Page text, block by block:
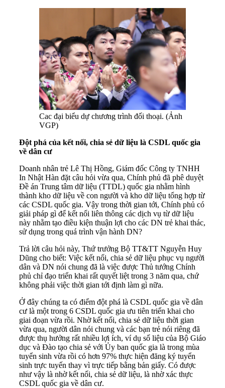
Cac đại biểu dự chương trình đối thoại. (Ảnh
VGP)
Đột phá của kết nối, chia sẻ dữ liệu là CSDL quốc gia
về dân cư
Doanh nhân trẻ Lê Thị Hồng, Giám đốc Công ty TNHH
In Nhật Hàn đặt câu hỏi vừa qua, Chính phủ đã phê duyệt
Đề án Trung tâm dữ liệu (TTDL) quốc gia nhằm hình
thành kho dữ liệu về con người và kho dữ liệu tổng hợp từ
các CSDL quốc gia. Vậy trong thời gian tới, Chính phủ có
giải pháp gì để kết nối liên thông các dịch vụ từ dữ liệu
này nhằm tạo điều kiện thuận lợi cho các DN trẻ khai thác,
sử dụng trong quá trình vận hành DN?
Trả lời câu hỏi này, Thứ trưởng Bộ TT&TT Nguyễn Huy
Dũng cho biết: Việc kết nối, chia sẻ dữ liệu phục vụ người
dân và DN nói chung đã là việc được Thủ tướng Chính
phủ chỉ đạo triển khai rất quyết liệt trong 3 năm qua, chứ
không phải việc thời gian tới định làm gì nữa.
Ở đây chúng ta có điểm đột phá là CSDL quốc gia về dân
cư là một trong 6 CSDL quốc gia ưu tiên triển khai cho
giai đoạn vừa rồi. Nhờ kết nối, chia sẻ dữ liệu thời gian
vừa qua, người dân nói chung và các bạn trẻ nói riêng đã
được thụ hưởng rất nhiều lợi ích, ví dụ số liệu của Bộ Giáo
dục và Đào tạo chia sẻ với Ủy ban quốc gia là trong mùa
tuyển sinh vừa rồi có hơn 97% thực hiện đăng ký tuyển
sinh trực tuyến thay vì trực tiếp bằng bản giấy. Có được
như vậy là nhờ kết nối, chia sẻ dữ liệu, là nhờ xác thực
CSDL quốc gia về dân cư.